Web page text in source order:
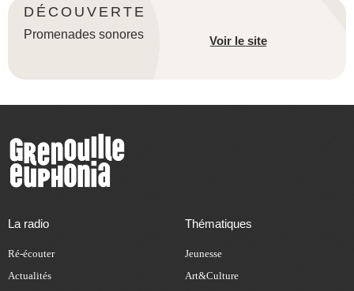
DÉCOUVERTE
Promenades sonores Voir le site
La radio
Ré-écouter
Actualités
Thématiques
Jeunesse
Art&Culture